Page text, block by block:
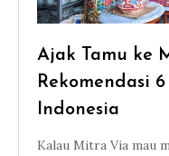
Ajak Tamu ke
Rekomendasi
Indonesia
Kalau Mitra Via mau